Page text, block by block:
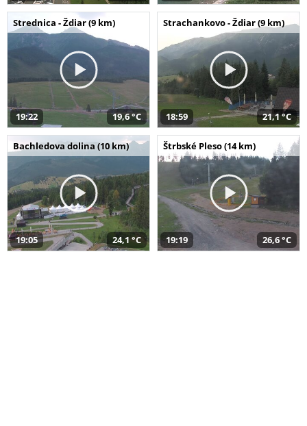
Strednica - Ždiar (9 km)
19:22 19,6 °C
Strachankovo - Ždiar (9 km)
18:59 21,1 °C
Bachledova dolina (10 km)
19:05 24,1 °C
Štrbské Pleso (14 km)
19:19 26,6 °C